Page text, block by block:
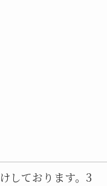
しております。3